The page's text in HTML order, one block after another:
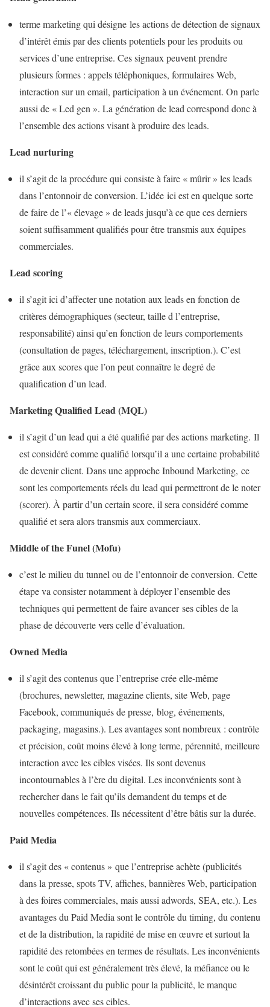
terme marketing qui désigne les actions de détection de signaux
d’intérêt émis par des clients potentiels pour les produits ou
services d’une entreprise. Ces signaux peuvent prendre
plusieurs formes : appels téléphoniques, formulaires Web,
interaction sur un email, participation à un événement. On parle
aussi de « Led gen ». La génération de lead correspond donc à
l’ensemble des actions visant à produire des leads.
Lead nurturing
il s’agit de la procédure qui consiste à faire « mûrir » les leads
dans l’entonnoir de conversion. L’idée ici est en quelque sorte
de faire de l’« élevage » de leads jusqu’à ce que ces derniers
soient suffisamment qualifiés pour être transmis aux équipes
commerciales.
Lead scoring
il s’agit ici d’affecter une notation aux leads en fonction de
critères démographiques (secteur, taille d l’entreprise,
responsabilité) ainsi qu’en fonction de leurs comportements
(consultation de pages, téléchargement, inscription.). C’est
grâce aux scores que l’on peut connaître le degré de
qualification d’un lead.
Marketing Qualified Lead (MQL)
il s’agit d’un lead qui a été qualifié par des actions marketing. Il
est considéré comme qualifié lorsqu’il a une certaine probabilité
de devenir client. Dans une approche Inbound Marketing, ce
sont les comportements réels du lead qui permettront de le noter
(scorer). À partir d’un certain score, il sera considéré comme
qualifié et sera alors transmis aux commerciaux.
Middle of the Funel (Mofu)
c’est le milieu du tunnel ou de l’entonnoir de conversion. Cette
étape va consister notamment à déployer l’ensemble des
techniques qui permettent de faire avancer ses cibles de la
phase de découverte vers celle d’évaluation.
Owned Media
il s’agit des contenus que l’entreprise crée elle-même
(brochures, newsletter, magazine clients, site Web, page
Facebook, communiqués de presse, blog, événements,
packaging, magasins.). Les avantages sont nombreux : contrôle
et précision, coût moins élevé à long terme, pérennité, meilleure
interaction avec les cibles visées. Ils sont devenus
incontournables à l’ère du digital. Les inconvénients sont à
rechercher dans le fait qu’ils demandent du temps et de
nouvelles compétences. Ils nécessitent d’être bâtis sur la durée.
Paid Media
il s’agit des « contenus » que l’entreprise achète (publicités
dans la presse, spots TV, affiches, bannières Web, participation
à des foires commerciales, mais aussi adwords, SEA, etc.). Les
avantages du Paid Media sont le contrôle du timing, du contenu
et de la distribution, la rapidité de mise en œuvre et surtout la
rapidité des retombées en termes de résultats. Les inconvénients
sont le coût qui est généralement très élevé, la méfiance ou le
désintérêt croissant du public pour la publicité, le manque
d’interactions avec ses cibles.